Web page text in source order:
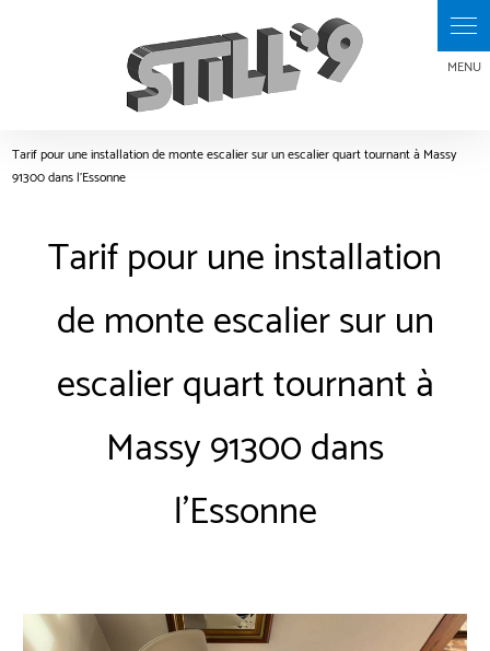
Tarif pour une installation de monte escalier sur un escalier quart tournant à Massy
91300 dans l'Essonne
Tarif pour une installation
de monte escalier sur un
escalier quart tournant à
Massy 91300 dans
l'Essonne